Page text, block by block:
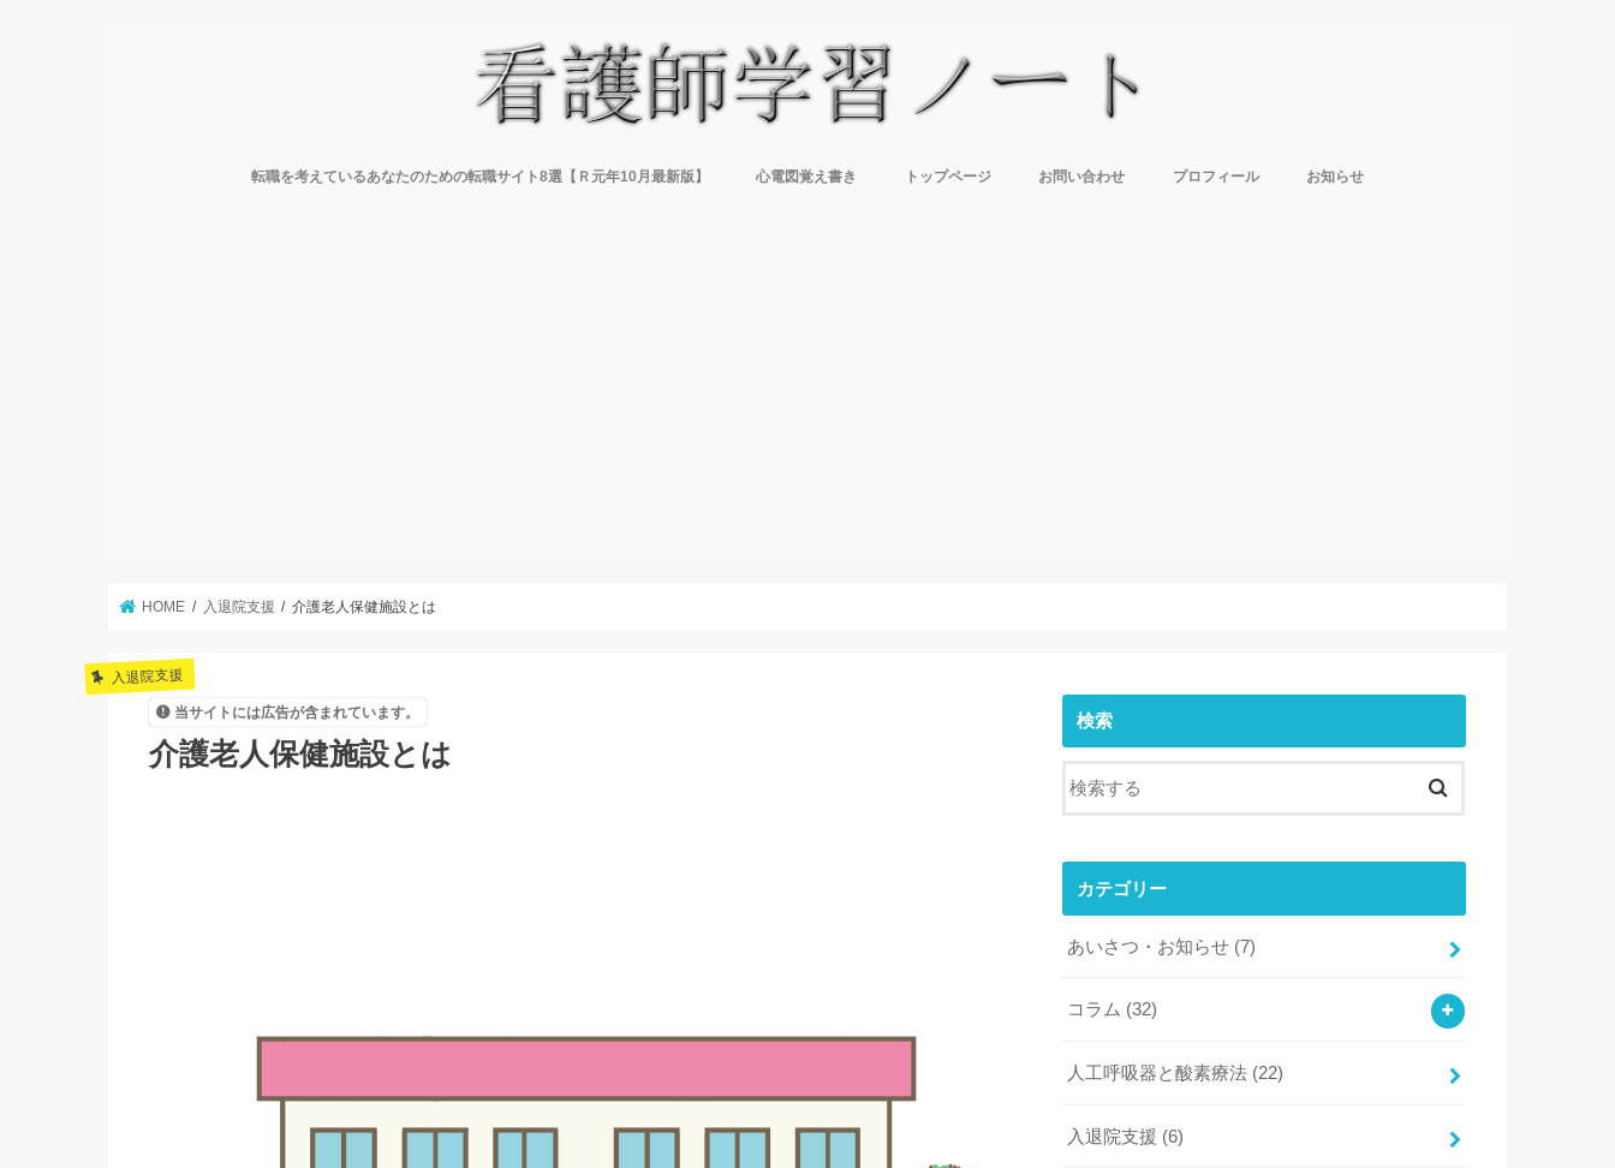
転職を考えているあなたのための転職サイト8選【Ｒ元年10月最新版】 心電図覚え書き トップページ お問い合わせ プロフィール お知らせ
HOME 入退院支援 介護老人保健施設とは
入退院支援
当サイトには広告が含まれています。
介護老人保健施設とは
検索
カテゴリー
あいさつ・お知らせ (7)
コラム (32)
人工呼吸器と酸素療法 (22)
入退院支援 (6)